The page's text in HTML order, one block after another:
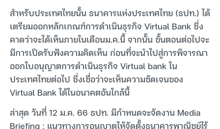
สำหรับประเทศไทยนั้น ธนาคารแห่งประเทศไทย (ธปท.) ได้
เตรียมออกหลักเกณฑ์การดำเนินธุรกิจ Virtual Bank ซึ่ง
คาดว่าจะได้เห็นภายในเดือนม.ค.นี้ จากนั้น ขั้นตอนต่อไปจะ
มีการเปิดรับฟังความคิดเห็น ก่อนที่จะนำไปสู่การพิจารณา
ออกใบอนุญาตการดำเนินธุรกิจ Virtual bank ใน
ประเทศไทยต่อไป ซึ่งเชื่อว่าจะเห็นความชัดเจนของ
Virtual Bank ได้ในอนาคตอันใกล้นี้
ล่าสุด วันที่ 12 ม.ค. 66 ธปท. มีกำหนดจะจัดงาน Media
Briefing : แนวทางการอนุญาตให้จัดตั้งธนาคารพาณิชย์ไร้